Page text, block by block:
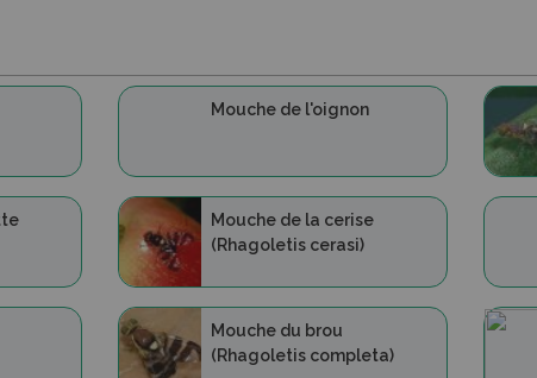
Mouche de l'oignon
Mouche de la cerise
(Rhagoletis cerasi)
Mouche du brou
(Rhagoletis completa)